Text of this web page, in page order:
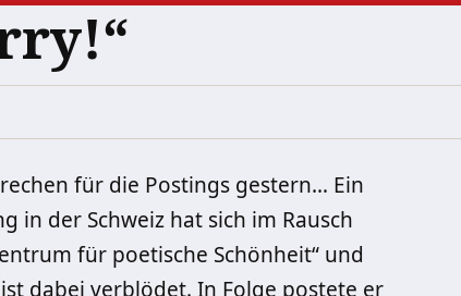
für die Postings gestern… Ein
in der Schweiz hat sich im Rausch
für poetische Schönheit“ und
dabei verblödet. In Folge postete er